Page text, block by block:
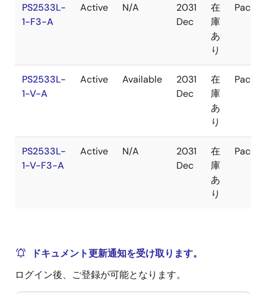
PS2533L-
1-F3-A
Active N/A
2031
Dec
在
庫
あ
り
PS2533L-
1-V-A
Active Available
2031
Dec
在
庫
あ
り
PS2533L-
1-V-F3-A
Active N/A
2031
Dec
在
庫
あ
り
ドキュメント更新通知を受け取ります。
ログイン後、ご登録が可能となります。